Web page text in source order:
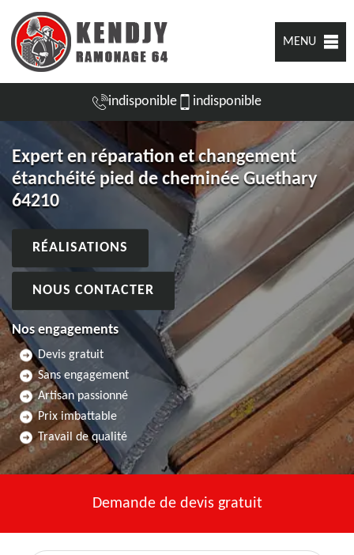
MENU
indisponible indisponible
Expert en réparation et changement
étanchéité pied de cheminée Guethary
64210
RÉALISATIONS
NOUS CONTACTER
Nos engagements
Devis gratuit
Sans engagement
Artisan passionné
Prix imbattable
Travail de qualité
Demande de devis gratuit